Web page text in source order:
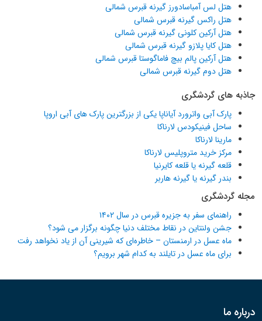
هتل لس آمباسادورز گیرنه قبرس شمالی
هتل راکس گیرنه قبرس شمالی
هتل آرکین کلونی گیرنه قبرس شمالی
هتل کایا پلازو گیرنه قبرس شمالی
هتل آرکین پالم بیچ فاماگوستا قبرس شمالی
هتل دوم گیرنه قبرس شمالی
جاذبه های گردشگری
پارک آبی واترورد آیاناپا یکی از بزرگترین پارک های آبی اروپا
ساحل فینیکودس لارناکا
مارینا لارناکا
مرکز خرید متروپلیس لارناکا
قلعه گیرنه یا قلعه کایرنیا
بندر گیرنه یا گیرنه هاربر
مجله گردشگری
راهنمای سفر به جزیره قبرس در سال ۱۴۰۲
جشن ولنتاین در نقاط مختلف دنیا چگونه برگزار می شود؟
ماه عسل در ارمنستان – خاطره‌ای که شیرینی آن از یاد نخواهد رفت
برای ماه عسل در تایلند به کدام شهر برویم؟
درباره ما